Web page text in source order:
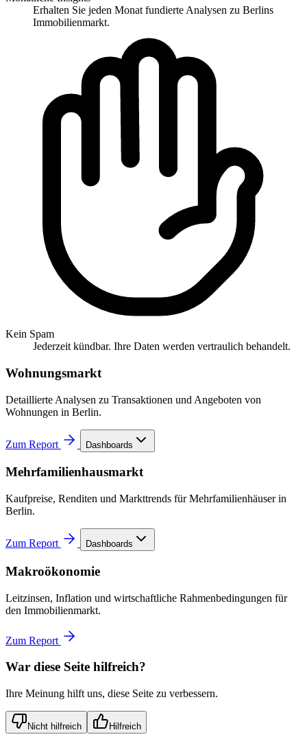
Erhalten Sie jeden Monat fundierte Analysen zu Berlins
Immobilienmarkt.
Kein Spam
Jederzeit kündbar. Ihre Daten werden vertraulich behandelt.
Wohnungsmarkt
Detaillierte Analysen zu Transaktionen und Angeboten von
Wohnungen in Berlin.
Zum Report Dashboards
Mehrfamilienhausmarkt
Kaufpreise, Renditen und Markttrends für Mehrfamilienhäuser in
Berlin.
Zum Report Dashboards
Makroökonomie
Leitzinsen, Inflation und wirtschaftliche Rahmenbedingungen für
den Immobilienmarkt.
Zum Report
War diese Seite hilfreich?
Ihre Meinung hilft uns, diese Seite zu verbessern.
Nicht hilfreich Hilfreich